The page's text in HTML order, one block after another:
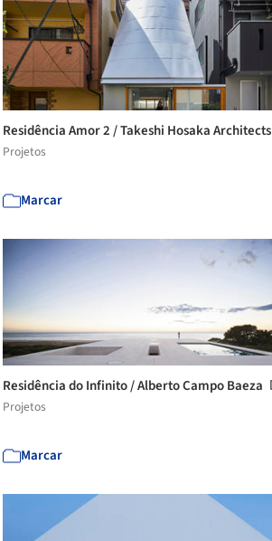
Residência Amor 2 / Takeshi Hosaka Architects
Projetos
Marcar
Residência do Infinito / Alberto Campo Baeza
Projetos
Marcar